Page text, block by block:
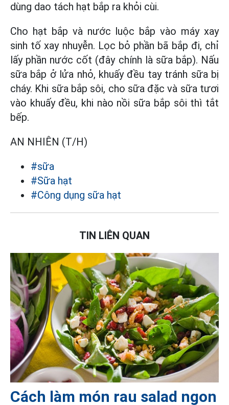
dùng dao tách hạt bắp ra khỏi cùi.
Cho hạt bắp và nước luộc bắp vào máy xay
sinh tố xay nhuyễn. Lọc bỏ phần bã bắp đi, chỉ
lấy phần nước cốt (đây chính là sữa bắp). Nấu
sữa bắp ở lửa nhỏ, khuấy đều tay tránh sữa bị
cháy. Khi sữa bắp sôi, cho sữa đặc và sữa tươi
vào khuấy đều, khi nào nồi sữa bắp sôi thì tắt
bếp.
AN NHIÊN (T/H)
#sữa
#Sữa hạt
#Công dụng sữa hạt
TIN LIÊN QUAN
Cách làm món rau salad ngon